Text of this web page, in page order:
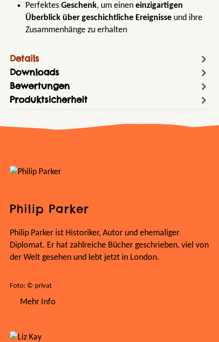
Perfektes Geschenk, um einen einzigartigen
Überblick über geschichtliche Ereignisse und ihre
Zusammenhänge zu erhalten
Details
Downloads
Bewertungen
Produktsicherheit
Philip Parker
Philip Parker ist Historiker, Autor und ehemaliger
Diplomat. Er hat zahlreiche Bücher geschrieben, viel von
der Welt gesehen und lebt jetzt in London.
Foto: © privat
Mehr Info